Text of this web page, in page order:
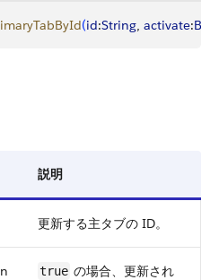
(id:String, activate:
説明
更新する主タブの ID。
true の場合、更新され